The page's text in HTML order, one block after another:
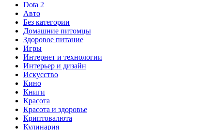
Dota 2
Авто
Без категории
Домашние питомцы
Здоровое питание
Игры
Интернет и технологии
Интерьер и дизайн
Искусство
Кино
Книги
Красота
Красота и здоровье
Криптовалюта
Кулинария